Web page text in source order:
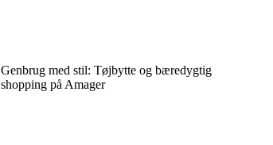
Genbrug med stil: Tøjbytte og bæredygtig
shopping på Amager